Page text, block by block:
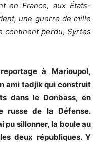
en France, aux États-
une guerre de mille
continent perdu, Syrtes
à Marioupol,
ami tadjik qui construit
dans le Donbass, en
russe de la Défense.
pu sillonner, la boule au
deux républiques. Y